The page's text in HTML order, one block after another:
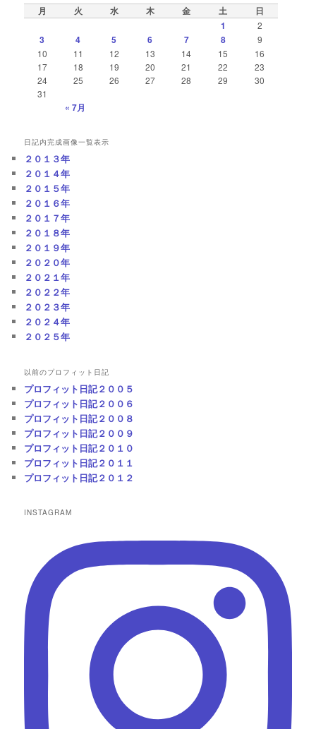
月 火 水 木 金 土
日
1
2
3 4 5 6 7 8
9
10
11 12 13 14 15
16
17
18 19 20 21 22
23
24
25 26 27 28 29
30
31
« 7月
日記内完成画像一覧表示
２０１３年
２０１４年
２０１５年
２０１６年
２０１７年
２０１８年
２０１９年
２０２０年
２０２１年
２０２２年
２０２３年
２０２４年
２０２５年
以前のプロフィット日記
プロフィット日記２００５
プロフィット日記２００６
プロフィット日記２００８
プロフィット日記２００９
プロフィット日記２０１０
プロフィット日記２０１１
プロフィット日記２０１２
INSTAGRAM